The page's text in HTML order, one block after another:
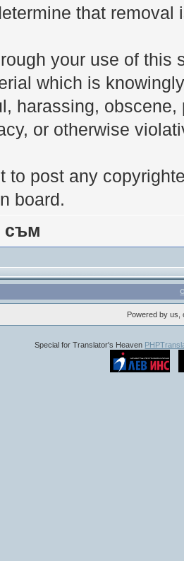
that removal
your use of
which is
harassing,
or otherwise
to post any
board.
съм
Powered by us,
Special for Translator's Heaven